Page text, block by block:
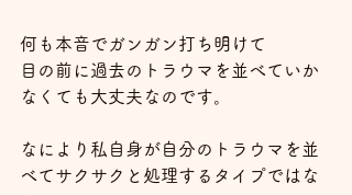
何も本音でガンガン打ち明けて
目の前に過去のトラウマを並べていか
なくても大丈夫なのです。
なにより私自身が自分のトラウマを並
べてサクサクと処理するタイプではな